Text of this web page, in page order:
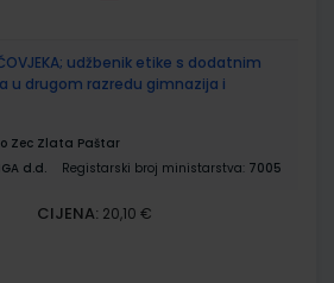
ČOVJEKA; udžbenik etike s dodatnim
u drugom razredu gimnazija i
Zec Zlata Paštar
d.d. Registarski broj ministarstva: 7005
CIJENA: 20,10 €